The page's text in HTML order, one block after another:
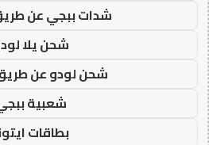
شدات ببجي عن
شحن يلا
شحن لودو عن
شعبية
بطاقات